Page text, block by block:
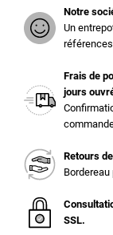
Notre
Un
Frais de
jours
Retours
SSL.